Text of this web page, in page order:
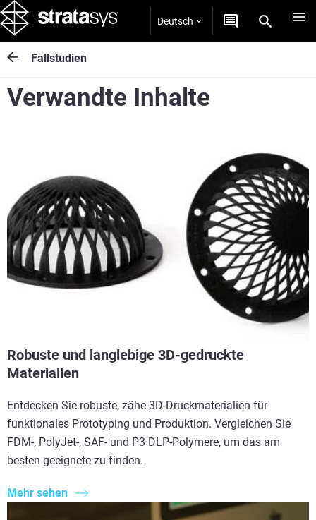
Deutsch
Fallstudien
Verwandte Inhalte
Robuste und langlebige 3D-gedruckte
Materialien
Entdecken Sie robuste, zähe 3D-Druckmaterialien für
funktionales Prototyping und Produktion. Vergleichen Sie
FDM-, PolyJet-, SAF- und P3 DLP-Polymere, um das am
besten geeignete zu finden.
Mehr sehen